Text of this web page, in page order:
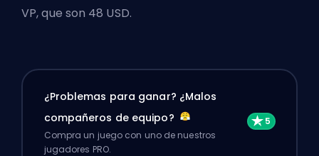
VP, que son 48 USD.
¿Problemas para ganar? ¿Malos
compañeros de equipo?
Compra un juego con uno de nuestros
jugadores PRO.